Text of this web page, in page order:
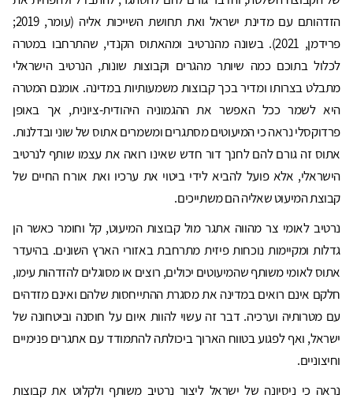
הזדהותם עם מדינת ישראל ואת תחושת השייכות אליה (עומר, 2019;
פרידמן, 2021). בשונה מהנרטיב ומהאתוס הקנדי, שהתרחבו במטרה
לכלול בתוכם כמה שיותר מהגרים וקבוצות שונות, הנרטיב הישראלי
מתבלט בצרותו ומדיר בכך קבוצות משמעותיות במדינה. אומנם המטרה
היא לשמר ככל האפשר את ההגמוניה היהודית-ציונית, אך באופן
פרדוקסלי נראה כי המיעוטים מסתגרים ומשמרים אתוס של שוני ובדלנות.
אתוס זה גורם להם לחנך דור חדש שאינו רואה את עצמו שותף לנרטיב
הישראלי, אלא פועל להביא לידי ביטוי את ערכיו ואת אורח החיים של
קבוצת המיעוט שאליה הם משתייכים.
נרטיב לאומי צר מהווה אתגר מול קבוצות המיעוט, קל וחומר כאשר הן
גדלות ומקיימות נוכחות פיזית מתרחבת באזורי הארץ השונים. בהיעדר
אתוס לאומי משותף שהמיעוטים יכולים, רוצים או מסוגלים להזדהות עימו,
חלקם אינם רואים במדינה את מסגרת ההתייחסות שלהם ואינם מזדהים
עם מטרותיה וערכיה. דבר זה עשוי להוות איום על חוסנה וביטחונה של
ישראל, ואף לפגוע בטווח הארוך ביכולתה להתמודד עם אתגרים פנימיים
וחיצוניים.
נראה כי ניסיונה של ישראל ליצור נרטיב משותף ולקלוט את קבוצות